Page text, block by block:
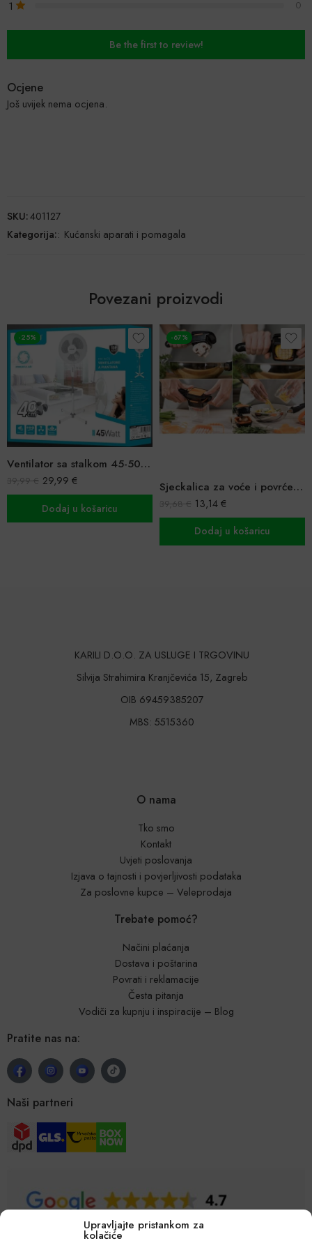
Upravljajte pristankom za
kolačiće
1 0
Be the first to review!
Ocjene
Još uvijek nema ocjena.
SKU:401127
Kategorija:: Kućanski aparati i pomagala
Povezani proizvodi
-25%
Ventilator sa stalkom 45-50 W, 3 brzine
39,99€ 29,99 €
Dodaj u košaricu
-67%
Sjeckalica za voće i povrće Nicer Dicer Quick
39,68€ 13,14€
Dodaj u košaricu
KARILI D.O.O. ZA USLUGE I TRGOVINU
Silvija Strahimira Kranjčevića 15, Zagreb
OIB 69459385207
MBS: 5515360
O nama
Tko smo
Kontakt
Uvjeti poslovanja
Izjava o tajnosti i povjerljivosti podataka
Za poslovne kupce – Veleprodaja
Trebate pomoć?
Načini plaćanja
Dostava i poštarina
Povrati i reklamacije
Česta pitanja
Vodiči za kupnju i inspiracije – Blog
Pratite nas na:
Naši partneri